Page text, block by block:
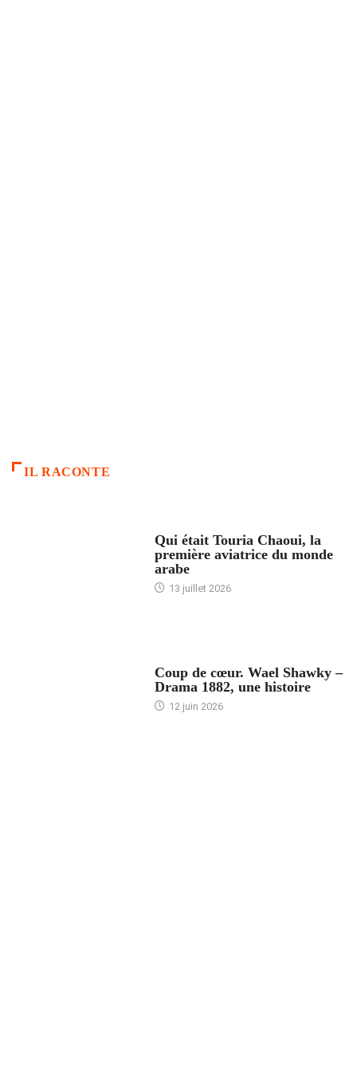
IL RACONTE
Qui était Touria Chaoui, la
première aviatrice du monde
arabe
13 juillet 2026
Coup de cœur. Wael Shawky –
Drama 1882, une histoire
12 juin 2026